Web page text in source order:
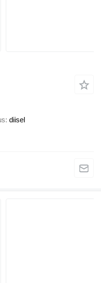
diisel